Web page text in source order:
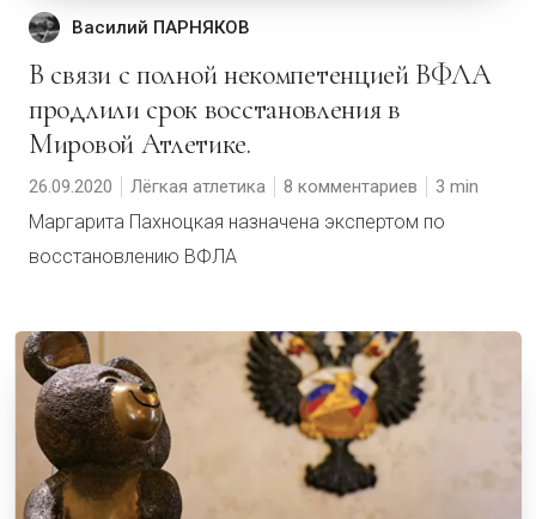
Василий ПАРНЯКОВ
В связи с полной некомпетенцией ВФЛА
продлили срок восстановления в
Мировой Атлетике.
26.09.2020 Лёгкая атлетика 8 комментариев 3
Маргарита Пахноцкая назначена экспертом по
восстановлению ВФЛА